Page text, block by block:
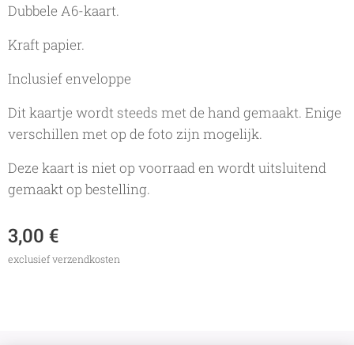
Dubbele A6-kaart.
Kraft papier.
Inclusief enveloppe
Dit kaartje wordt steeds met de hand gemaakt. Enige
verschillen met op de foto zijn mogelijk.
Deze kaart is niet op voorraad en wordt uitsluitend
gemaakt op bestelling.
3,00 €
exclusief verzendkosten